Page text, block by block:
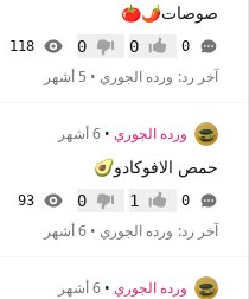
صوصات🌶🍅
0 إعجاب0 عدم إعجاب
0
118
آخر رد: ورده الجوري • 5 أشهر
ورده الجوري • 6 أشهر
حمص الافوكادو🥑
0 إعجاب1 عدم إعجاب
0
93
آخر رد: ورده الجوري • 6 أشهر
ورده الجوري • 6 أشهر